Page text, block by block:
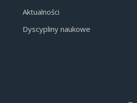
Aktualności
Dyscypliny naukowe